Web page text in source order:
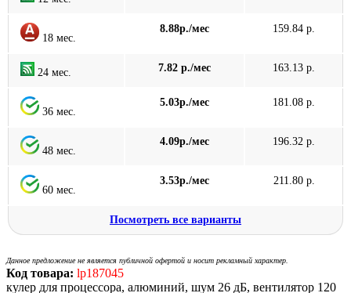
18 мес.
8.88р./мес 159.84 р.
24 мес. 7.82 р./мес 163.13 р.
36 мес.
5.03р./мес 181.08 р.
48 мес.
4.09р./мес 196.32 р.
60 мес.
3.53р./мес 211.80 р.
Посмотреть все варианты
Данное предложение не является публичной офертой и носит рекламный характер.
Код товара: lp187045
кулер для процессора, алюминий, шум 26 дБ, вентилятор 120